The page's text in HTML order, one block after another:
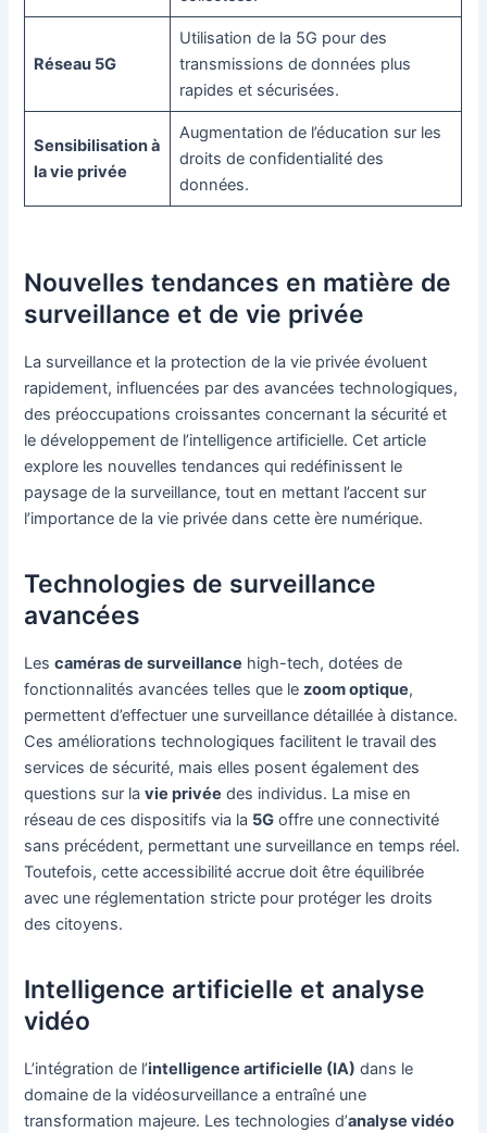
Réseau 5G
Utilisation de la 5G pour des
transmissions de données plus
rapides et sécurisées.
Sensibilisation à
la vie privée
Augmentation de l’éducation sur les
droits de confidentialité des
données.
Nouvelles tendances en matière de
surveillance et de vie privée
La surveillance et la protection de la vie privée évoluent
rapidement, influencées par des avancées technologiques,
des préoccupations croissantes concernant la sécurité et
le développement de l’intelligence artificielle. Cet article
explore les nouvelles tendances qui redéfinissent le
paysage de la surveillance, tout en mettant l’accent sur
l’importance de la vie privée dans cette ère numérique.
Technologies de surveillance
avancées
Lescaméras de surveillance high-tech, dotées de
fonctionnalités avancées telles que lezoom optique,
permettent d’effectuer une surveillance détaillée à distance.
Ces améliorations technologiques facilitent le travail des
services de sécurité, mais elles posent également des
questions sur lavie privée des individus. La mise en
réseau de ces dispositifs via la 5G offre une connectivité
sans précédent, permettant une surveillance en temps réel.
Toutefois, cette accessibilité accrue doit être équilibrée
avec une réglementation stricte pour protéger les droits
des citoyens.
Intelligence artificielle et analyse
vidéo
L’intégration de l’intelligence artificielle (IA) dans le
domaine de la vidéosurveillance a entraîné une
transformation majeure. Les technologies d’analyse vidéo